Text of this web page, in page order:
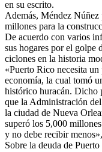
en su escrito.
Además, Méndez
millones para la
De acuerdo con varios
sus hogares por el golpe
ciclones en la historia
«Puerto Rico necesita
economía, la cual tomó
histórico huracán. Dicho
que la Administración
la ciudad de Nueva
superó los 5,000
y no debe recibir
Sobre la deuda de